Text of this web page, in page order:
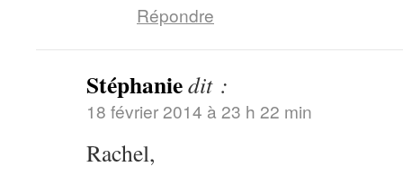
Répondre
Stéphaniedit :
18 février 2014 à 23 h 22 min
Rachel,